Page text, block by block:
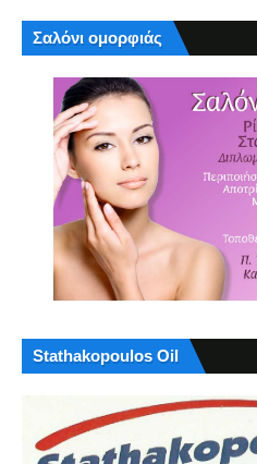
Σαλόνι ομορφιάς
Stathakopoulos Oil